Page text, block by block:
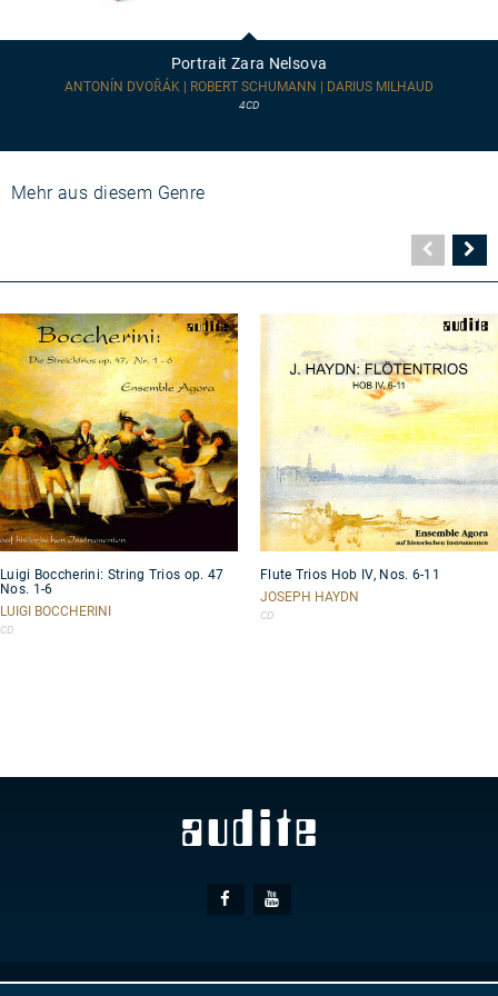
Portrait Zara Nelsova
ANTONÍN DVOŘÁK | ROBERT SCHUMANN | DARIUS MILHAUD
4CD
Mehr aus diesem Genre
Seite
Boccherini:
String
Trios
op.
Luigi Boccherini: String Trios op. 47
Nos. 1-6
LUIGI BOCCHERINI
CD
Trios
Hob
IV,
Flute Trios Hob IV, Nos. 6-11
JOSEPH HAYDN
CD
Social Facebook